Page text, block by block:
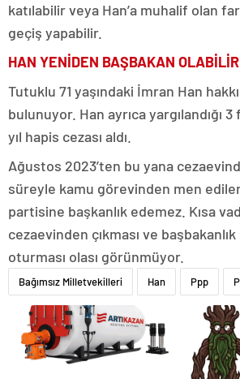
katılabilir veya Han’a muhalif olan
geçiş yapabilir.
HAN YENİDEN BAŞBAKAN
Tutuklu 71 yaşındaki İmran Han
bulunuyor. Han ayrıca yargılandığı 3
yıl hapis cezası aldı.
Ağustos 2023’ten bu yana
süreyle kamu görevinden men
partisine başkanlık edemez. Kısa
cezaevinden çıkması ve
oturması olası görünmüyor.
Bağımsız Milletvekilleri Han Ppp